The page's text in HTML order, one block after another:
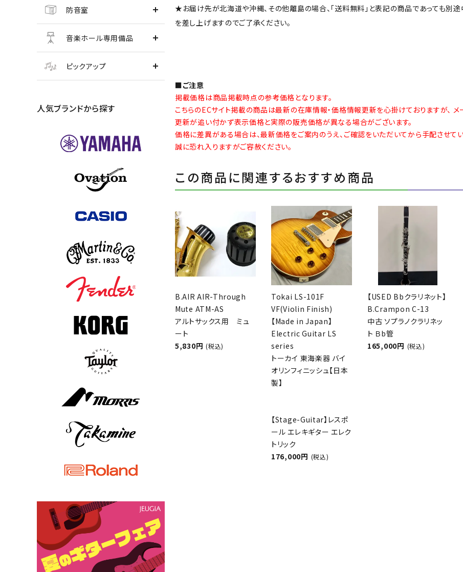
防音室
音楽ホール専用備品
ピックアップ
人気ブランドから探す
★お届け先が北海道や沖縄、その他離島の場合、「送料無料」と表記の商品であっても別
を差し上げますのでご了承ください。
■ご注意
掲載価格は商品掲載時点の参考価格となります。
こちらのECサイト掲載の商品は最新の在庫情報・価格情報更新を心掛けておりますが、
更新が追い付かず表示価格と実際の販売価格が異なる場合がございます。
価格に差異がある場合は、最新価格をご案内のうえ、ご確認をいただいてから手配させてい
誠に恐れ入りますがご容赦ください。
この商品に関連するおすすめ商品
B.AIR AIR-Through
Mute ATM-AS
アルトサックス用 ミュ
ート
5,830円 (税込)
Tokai LS-101F
VF(Violin Finish)
【Made in Japan】
Electric Guitar LS
series
トーカイ 東海楽器 バイ
オリンフィニッシュ【日本
製】
【Stage-Guitar】レスポ
ール エレキギター エレク
トリック
176,000円 (税込)
【USED Bbクラリネット】
B.Crampon C-13
中古 ソプラノクラリネッ
ト Ｂb管
165,000円 (税込)